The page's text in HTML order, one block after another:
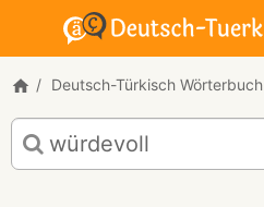
Deutsch-Türkisch Wörterbuch
Deutsch-
Türkisch
Übersetzung